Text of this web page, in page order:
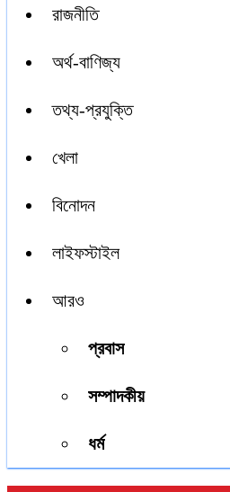
রাজনীতি
অর্থ-বাণিজ্য
তথ্য-প্রযুক্তি
খেলা
বিনোদন
লাইফস্টাইল
আরও
প্রবাস
সম্পাদকীয়
ধর্ম